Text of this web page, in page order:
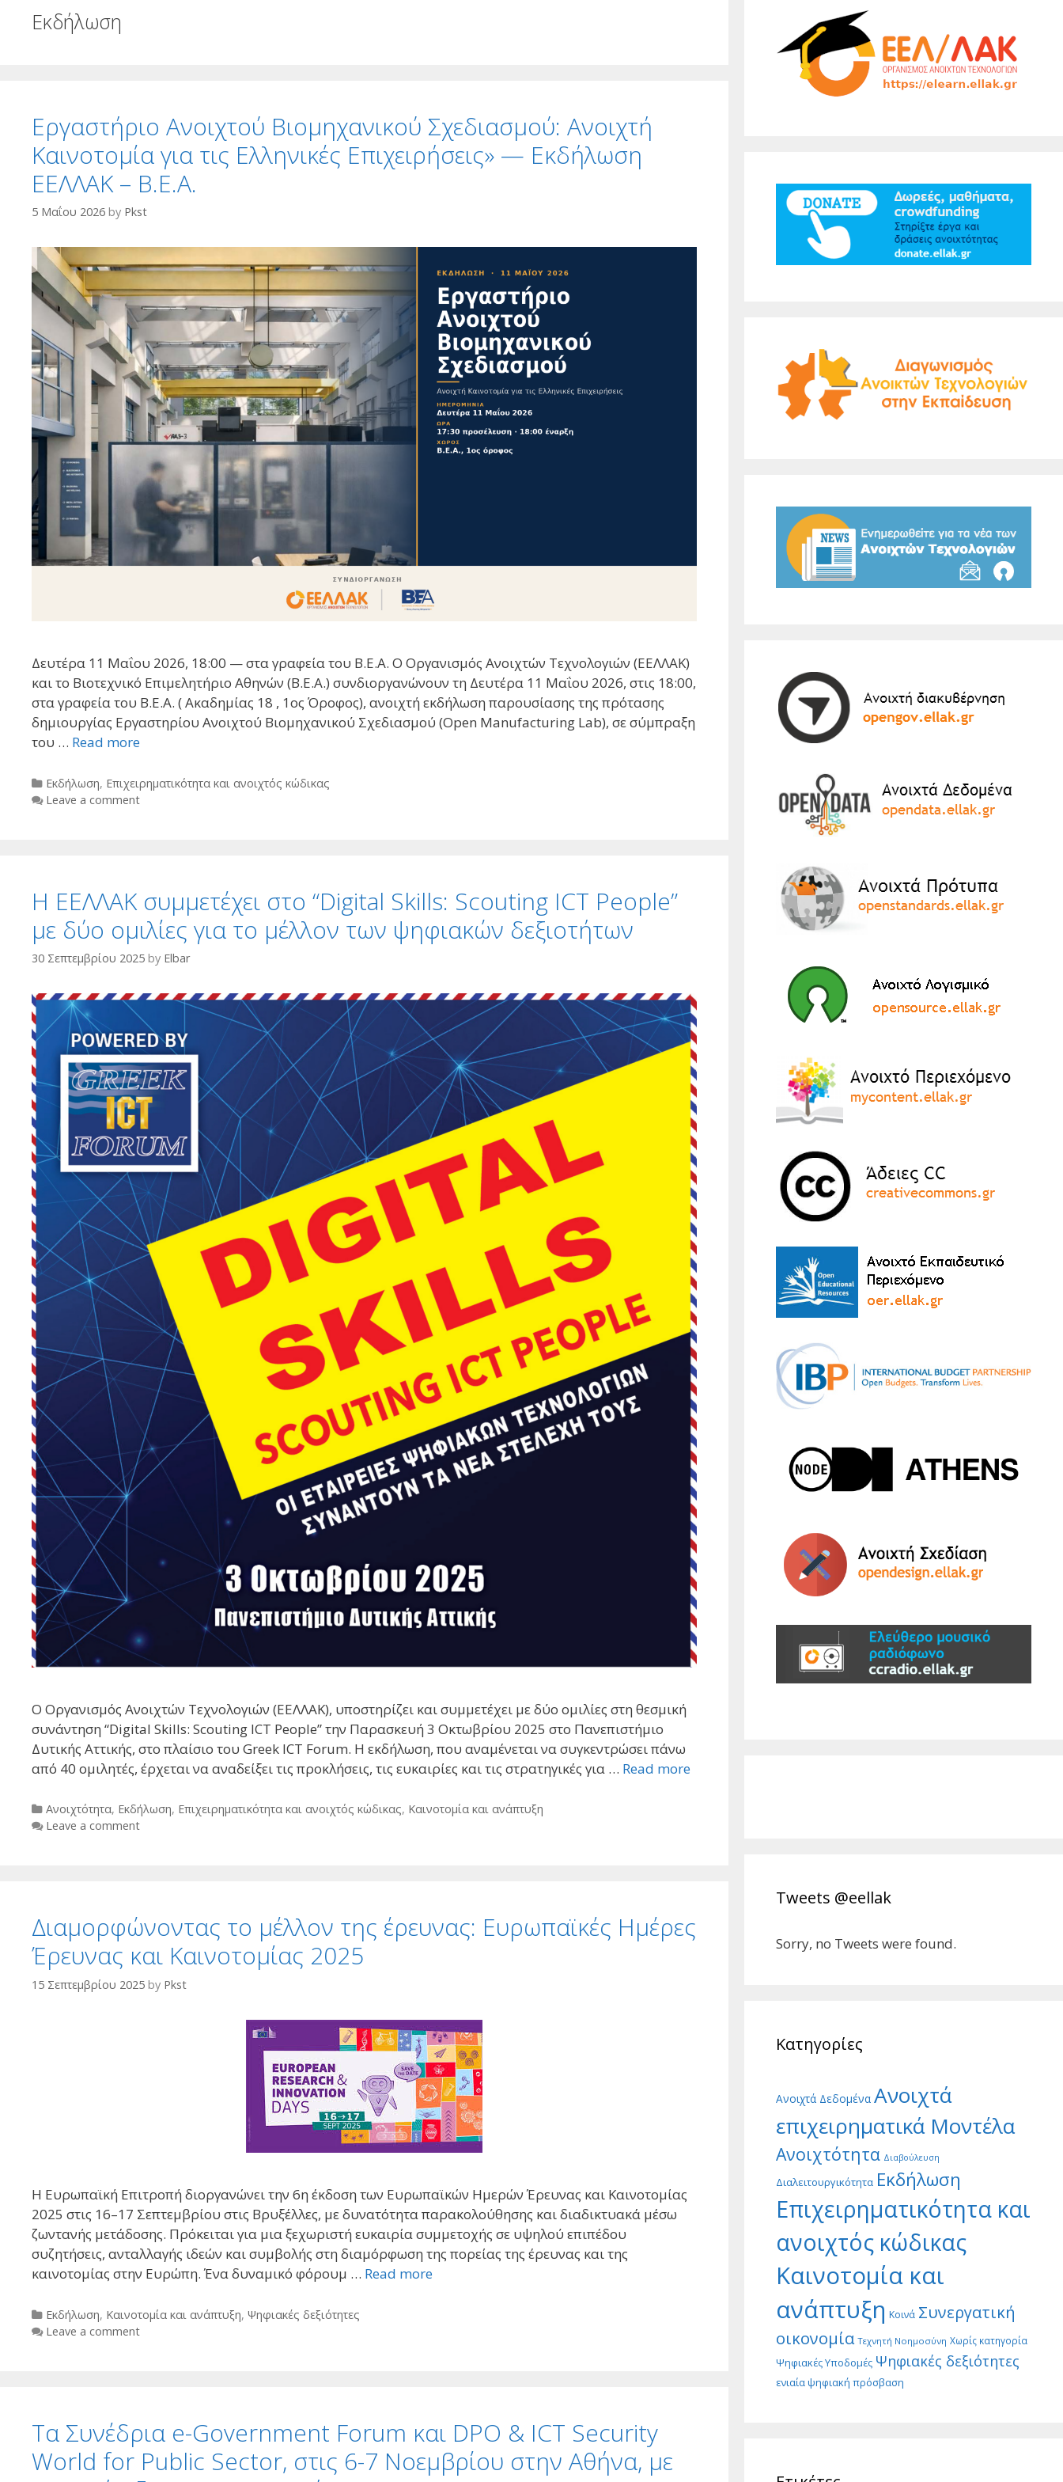
Εκδήλωση
Εργαστήριο Ανοιχτού Βιομηχανικού Σχεδιασμού: Ανοιχτή
Καινοτομία για τις Ελληνικές Επιχειρήσεις» — Εκδήλωση
ΕΕΛΛΑΚ – Β.Ε.Α.
5 Μαΐου 2026 by Pkst
Δευτέρα 11 Μαΐου 2026, 18:00 — στα γραφεία του Β.Ε.Α. Ο Οργανισμός Ανοιχτών Τεχνολογιών (ΕΕΛΛΑΚ)
και το Βιοτεχνικό Επιμελητήριο Αθηνών (Β.Ε.Α.) συνδιοργανώνουν τη Δευτέρα 11 Μαΐου 2026, στις 18:00,
στα γραφεία του Β.Ε.Α. ( Ακαδημίας 18 , 1ος Όροφος), ανοιχτή εκδήλωση παρουσίασης της πρότασης
δημιουργίας Εργαστηρίου Ανοιχτού Βιομηχανικού Σχεδιασμού (Open Manufacturing Lab), σε σύμπραξη
του … Read more
Categories
Εκδήλωση, Επιχειρηματικότητα και ανοιχτός κώδικας
Leave a comment
Η ΕΕΛΛΑΚ συμμετέχει στο “Digital Skills: Scouting ICT People”
με δύο ομιλίες για το μέλλον των ψηφιακών δεξιοτήτων
30 Σεπτεμβρίου 2025 by Elbar
Ο Οργανισμός Ανοιχτών Τεχνολογιών (ΕΕΛΛΑΚ), υποστηρίζει και συμμετέχει με δύο ομιλίες στη θεσμική
συνάντηση “Digital Skills: Scouting ICT People” την Παρασκευή 3 Οκτωβρίου 2025 στο Πανεπιστήμιο
Δυτικής Αττικής, στο πλαίσιο του Greek ICT Forum. Η εκδήλωση, που αναμένεται να συγκεντρώσει πάνω
από 40 ομιλητές, έρχεται να αναδείξει τις προκλήσεις, τις ευκαιρίες και τις στρατηγικές για … Read more
Categories
Ανοιχτότητα, Εκδήλωση, Επιχειρηματικότητα και ανοιχτός κώδικας, Καινοτομία και ανάπτυξη
Leave a comment
Διαμορφώνοντας το μέλλον της έρευνας: Ευρωπαϊκές Ημέρες
Έρευνας και Καινοτομίας 2025
15 Σεπτεμβρίου 2025 by Pkst
Η Ευρωπαϊκή Επιτροπή διοργανώνει την 6η έκδοση των Ευρωπαϊκών Ημερών Έρευνας και Καινοτομίας
2025 στις 16–17 Σεπτεμβρίου στις Βρυξέλλες, με δυνατότητα παρακολούθησης και διαδικτυακά μέσω
ζωντανής μετάδοσης. Πρόκειται για μια ξεχωριστή ευκαιρία συμμετοχής σε υψηλού επιπέδου
συζητήσεις, ανταλλαγής ιδεών και συμβολής στη διαμόρφωση της πορείας της έρευνας και της
καινοτομίας στην Ευρώπη. Ένα δυναμικό φόρουμ … Read more
Categories
Εκδήλωση, Καινοτομία και ανάπτυξη, Ψηφιακές δεξιότητες
Leave a comment
Τα Συνέδρια e-Government Forum και DPO & ICT Security
World for Public Sector, στις 6-7 Νοεμβρίου στην Αθήνα, με
Tweets @eellak
Sorry, no Tweets were found.
Κατηγορίες
Ανοιχτά Δεδομένα Ανοιχτά
επιχειρηματικά Μοντέλα
Ανοιχτότητα Διαβούλευση
Διαλειτουργικότητα Εκδήλωση
Επιχειρηματικότητα και
ανοιχτός κώδικας
Καινοτομία και
ανάπτυξη Κοινά Συνεργατική
οικονομία Τεχνητή Νοημοσύνη Χωρίς κατηγορία
Ψηφιακές Υποδομές Ψηφιακές δεξιότητες
ενιαία ψηφιακή πρόσβαση